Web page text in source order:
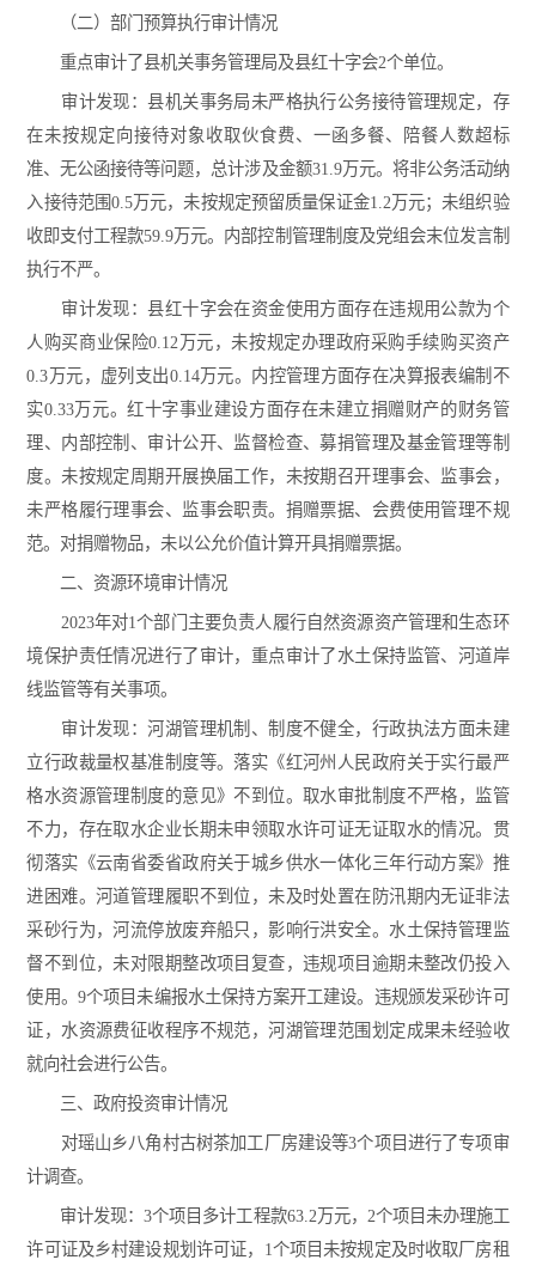
（二）部门预算执行审计情况
重点审计了县机关事务管理局及县红十字会2个单位。
审计发现：县机关事务局未严格执行公务接待管理规定，存
在未按规定向接待对象收取伙食费、一函多餐、陪餐人数超标
准、无公函接待等问题，总计涉及金额31.9万元。将非公务活动纳
入接待范围0.5万元，未按规定预留质量保证金1.2万元；未组织验
收即支付工程款59.9万元。内部控制管理制度及党组会末位发言制
执行不严。
审计发现：县红十字会在资金使用方面存在违规用公款为个
人购买商业保险0.12万元，未按规定办理政府采购手续购买资产
0.3万元，虚列支出0.14万元。内控管理方面存在决算报表编制不
实0.33万元。红十字事业建设方面存在未建立捐赠财产的财务管
理、内部控制、审计公开、监督检查、募捐管理及基金管理等制
度。未按规定周期开展换届工作，未按期召开理事会、监事会，
未严格履行理事会、监事会职责。捐赠票据、会费使用管理不规
范。对捐赠物品，未以公允价值计算开具捐赠票据。
二、资源环境审计情况
2023年对1个部门主要负责人履行自然资源资产管理和生态环
境保护责任情况进行了审计，重点审计了水土保持监管、河道岸
线监管等有关事项。
审计发现：河湖管理机制、制度不健全，行政执法方面未建
立行政裁量权基准制度等。落实《红河州人民政府关于实行最严
格水资源管理制度的意见》不到位。取水审批制度不严格，监管
不力，存在取水企业长期未申领取水许可证无证取水的情况。贯
彻落实《云南省委省政府关于城乡供水一体化三年行动方案》推
进困难。河道管理履职不到位，未及时处置在防汛期内无证非法
采砂行为，河流停放废弃船只，影响行洪安全。水土保持管理监
督不到位，未对限期整改项目复查，违规项目逾期未整改仍投入
使用。9个项目未编报水土保持方案开工建设。违规颁发采砂许可
证，水资源费征收程序不规范，河湖管理范围划定成果未经验收
就向社会进行公告。
三、政府投资审计情况
对瑶山乡八角村古树茶加工厂房建设等3个项目进行了专项审
计调查。
审计发现：3个项目多计工程款63.2万元，2个项目未办理施工
许可证及乡村建设规划许可证，1个项目未按规定及时收取厂房租